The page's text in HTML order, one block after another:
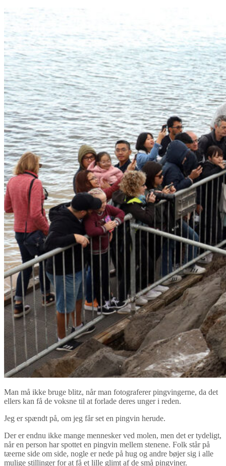
Man må ikke bruge blitz, når man fotograferer pingvingerne, da det
ellers kan få de voksne til at forlade deres unger i reden.
Jeg er spændt på, om jeg får set en pingvin herude.
Der er endnu ikke mange mennesker ved molen, men det er tydeligt,
når en person har spottet en pingvin mellem stenene. Folk står på
tæerne side om side, nogle er nede på hug og andre bøjer sig i alle
mulige stillinger for at få et lille glimt af de små pingviner.